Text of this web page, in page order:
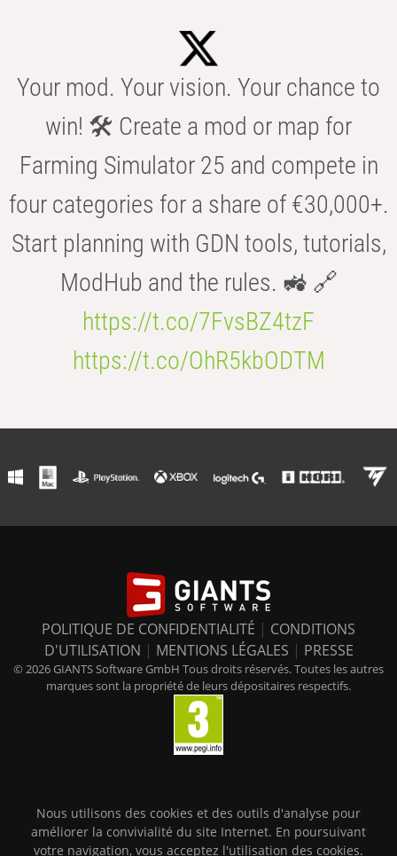
Your mod. Your vision. Your chance to
win! 🛠️ Create a mod or map for
Farming Simulator 25 and compete in
four categories for a share of €30,000+.
Start planning with GDN tools, tutorials,
ModHub and the rules. 🚜 🔗
https://t.co/7FvsBZ4tzF
https://t.co/OhR5kbODTM
POLITIQUE DE CONFIDENTIALITÉ | CONDITIONS
D'UTILISATION | MENTIONS LÉGALES | PRESSE
© 2026 GIANTS Software GmbH Tous droits réservés. Toutes les autres
marques sont la propriété de leurs dépositaires respectifs.
Nous utilisons des cookies et des outils d'analyse pour
améliorer la convivialité du site Internet. En poursuivant
votre navigation, vous acceptez l'utilisation des cookies.